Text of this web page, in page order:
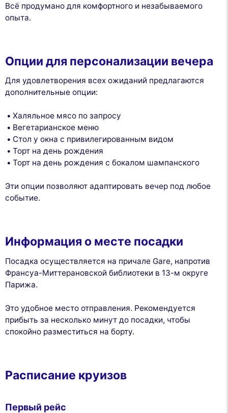
Всё продумано для комфортного и незабываемого
опыта.
Опции для персонализации вечера
Для удовлетворения всех ожиданий предлагаются
дополнительные опции:
Халяльное мясо по запросу
Вегетарианское меню
Стол у окна с привилегированным видом
Торт на день рождения
Торт на день рождения с бокалом шампанского
Эти опции позволяют адаптировать вечер под любое
событие.
Информация о месте посадки
Посадка осуществляется на причале Gare, напротив
Франсуа-Миттерановской библиотеки в 13-м округе
Парижа.
Это удобное место отправления. Рекомендуется
прибыть за несколько минут до посадки, чтобы
спокойно разместиться на борту.
Расписание круизов
Первый рейс